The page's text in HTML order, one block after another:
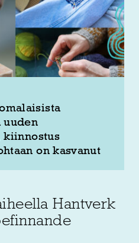
uuden
kiinnostus
on kasvanut
Hantverk